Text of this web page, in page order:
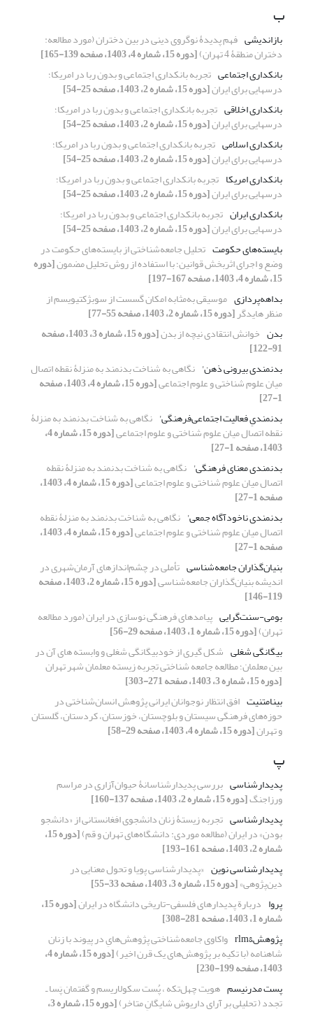
ب
بازاندیشی فهم پدیدۀ نوگروی دینی در بین دختران (مورد مطالعه:
دختران منطقۀ 4 تهران)
[دوره 15، شماره 4، 1403، صفحه 139-165]
بانکداری اجتماعی تجربه بانکداری اجتماعی و بدون ربا در امریکا؛
درسهایی برای ایران[دوره 15، شماره 2، 1403، صفحه 25-54]
بانکداری اخلاقی تجربه بانکداری اجتماعی و بدون ربا در امریکا؛
درسهایی برای ایران[دوره 15، شماره 2، 1403، صفحه 25-54]
بانکداری اسلامی تجربه بانکداری اجتماعی و بدون ربا در امریکا؛
درسهایی برای ایران[دوره 15، شماره 2، 1403، صفحه 25-54]
بانکداری امریکا تجربه بانکداری اجتماعی و بدون ربا در امریکا؛
درسهایی برای ایران[دوره 15، شماره 2، 1403، صفحه 25-54]
بانکداری ایران تجربه بانکداری اجتماعی و بدون ربا در امریکا؛
درسهایی برای ایران[دوره 15، شماره 2، 1403، صفحه 25-54]
بایسته‌های حکومت تحلیل جامعه‌شناختی از بایسته‌های حکومت در
وضع و اجرای اثربخش قوانین؛ با استفاده از روش تحلیل مضمون[دوره
15، شماره 4، 1403، صفحه 167-197]
بداهه‌پردازی موسیقی به‌مثابه امکان گسست از سوبژکتیویسم از
منظر هایدگر[دوره 15، شماره 2، 1403، صفحه 55-77]
بدن خوانش انتقادی نیچه از بدن [دوره 15، شماره 3، 1403، صفحه
91-122]
بدنمندی بیرونی ذهن' نگاهی به شناخت بدنمند به منزلۀ نقطه اتصال
میان علوم شناختی و علوم اجتماعی [دوره 15، شماره 4، 1403، صفحه
1-27]
بدنمندیِ فعالیت اجتماعی‌فرهنگی' نگاهی به شناخت بدنمند به منزلۀ
نقطه اتصال میان علوم شناختی و علوم اجتماعی [دوره 15، شماره 4،
1403، صفحه 1-27]
بدنمندی معنای فرهنگی' نگاهی به شناخت بدنمند به منزلۀ نقطه
اتصال میان علوم شناختی و علوم اجتماعی [دوره 15، شماره 4، 1403،
صفحه 1-27]
بدنمندی ناخودآگاه جمعی' نگاهی به شناخت بدنمند به منزلۀ نقطه
اتصال میان علوم شناختی و علوم اجتماعی [دوره 15، شماره 4، 1403،
صفحه 1-27]
بنیان‌گذاران جامعه‌شناسی تأملی در چشم‌اندازهای آرمان‌شهری در
اندیشه بنیان‌گذاران جامعه‌شناسی [دوره 15، شماره 2، 1403، صفحه
119-146]
بومی-سنت‌گرایی پیامدهای فرهنگی نوسازی در ایران (مورد مطالعه
تهران)[دوره 15، شماره 1، 1403، صفحه 29-56]
بیگانگی شغلی شکل گیری از خودبیگانگی شغلی و وابسته های آن در
بین معلمان؛ مطالعه جامعه شناختی تجربه زیسته معلمان شهر تهران
[دوره 15، شماره 3، 1403، صفحه 271-303]
بینامتنیت افق انتظار نوجوانان ایرانی پژوهش انسان‌شناختی در
حوزه‌های فرهنگی سیستان و بلوچستان، خوزستان، کردستان، گلستان
و تهران[دوره 15، شماره 4، 1403، صفحه 29-58]
پ
پدیدارشناسی بررسی پدیدارشناسانۀ حیوان‌آزاری در مراسم
ورزاجنگ[دوره 15، شماره 2، 1403، صفحه 137-160]
پدیدارشناسی تجربه زیستۀ زنان دانشجوی افغانستانی از «دانشجو
بودن» در ایران (مطالعه موردی: دانشگاه‌های تهران و قم) [دوره 15،
شماره 2، 1403، صفحه 161-193]
پدیدارشناسی نوین «پدیدارشناسی پویا و تحول معنایی در
دین‌پژوهی»[دوره 15، شماره 3، 1403، صفحه 33-55]
پروا دربارة پدیدارهای فلسفی-تاریخی دانشگاه در ایران [دوره 15،
شماره 1، 1403، صفحه 281-308]
پژوهش&‌‌rlm
واکاوی جامعه‌شناختی پژوهش‌هایِ در پیوند با زنان
شاهنامه (با تکیه بر پژوهش‌های یک قرن اخیر) [دوره 15، شماره 4،
1403، صفحه 199-230]
پست مدرنیسم هویت چهل‌تکه ، پُست سکولاریسم و گفتمان پَسا ـ
تجدد ( تحلیلی بر آرای داریوش شایگانِ متاخر) [دوره 15، شماره 3،